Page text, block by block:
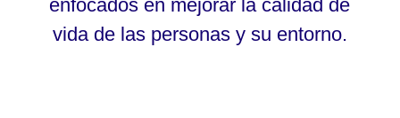
enfocados en mejorar la calidad de
vida de las personas y su entorno.